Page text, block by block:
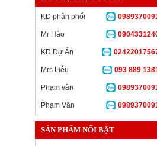
KD phân phối
Mr Hào
KD Dự Án
093 889
Mrs Liễu
Phạm vân
Phạm Vân
SẢN PHẨM NỔI BẬT